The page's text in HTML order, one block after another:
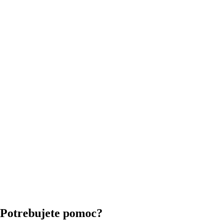
Potrebujete pomoc?